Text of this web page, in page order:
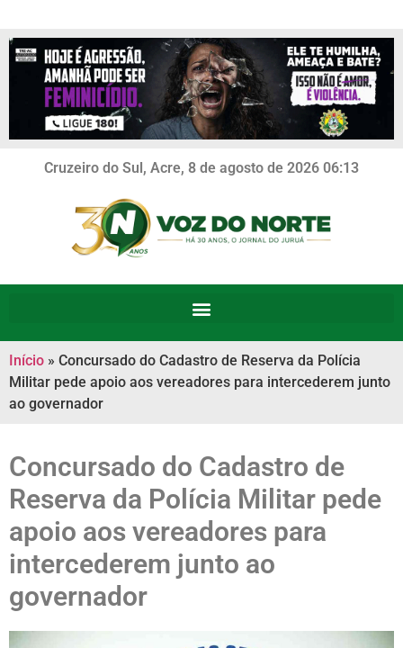
Cruzeiro do Sul, Acre, 8 de agosto de 2026 06:13
Início » Concursado do Cadastro de Reserva da Polícia
Militar pede apoio aos vereadores para intercederem junto
ao governador
Concursado do Cadastro de
Reserva da Polícia Militar pede
apoio aos vereadores para
intercederem junto ao
governador